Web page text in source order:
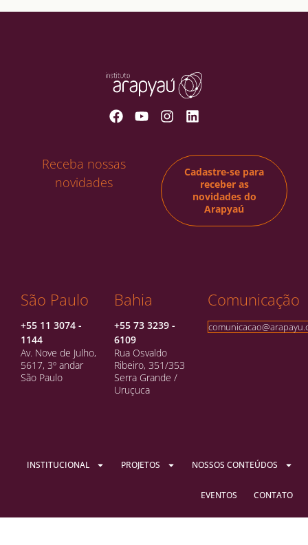
Receba nossas
novidades
Cadastre-se para
receber as
novidades do
Arapyaú
São Paulo
+55 11 3074 -
1144
Av. Nove de Julho,
5617, 3º andar
São Paulo
Bahia
+55 73 3239 -
6109
Rua Osvaldo
Ribeiro, 351/353
Serra Grande /
Uruçuca
Comunicação​
INSTITUCIONAL PROJETOS NOSSOS CONTEÚDOS
EVENTOS CONTATO